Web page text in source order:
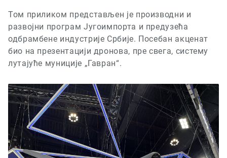
Том приликом представљен је производни и
развојни програм Југоимпорта и предузећа
одбрамбене индустрије Србије. Посебан акценат
био на презентацији дронова, пре свега, систему
лутајуће муниције „Гавран“.